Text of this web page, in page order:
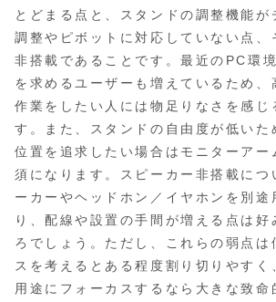
とどまる点と、スタンドの調整機能が
調整やピボットに対応していない点、
非搭載であることです。最近のPC環
を求めるユーザーも増えているため、
作業をしたい人には物足りなさを感じ
す。また、スタンドの自由度が低いた
位置を追求したい場合はモニターアー
須になります。スピーカー非搭載につ
ーカーやヘッドホン／イヤホンを別途
り、配線や設置の手間が増える点は好
ろでしょう。ただし、これらの弱点は
スを考えるとある程度割り切りやすく
用途にフォーカスするなら大きな致命